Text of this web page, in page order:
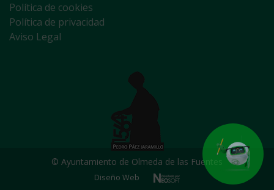
Política de cookies
Política de privacidad
Aviso Legal
© Ayuntamiento de Olmeda de las Fuentes
Diseño Web